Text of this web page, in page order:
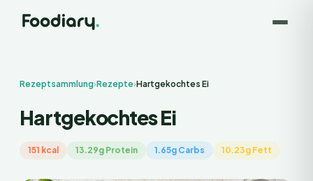
Rezeptsammlung›Rezepte›Hartgekochtes Ei
Hartgekochtes Ei
151 kcal 13.29g Protein 1.65g Carbs 10.23g Fett